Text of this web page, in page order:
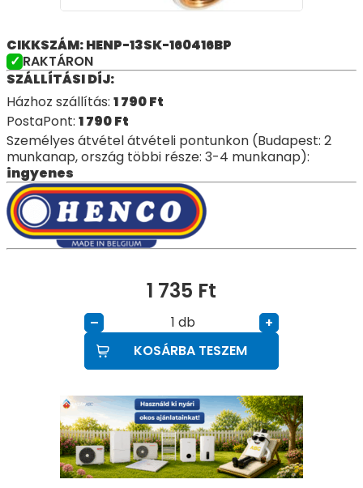
CIKKSZÁM: HENP-13SK-160416BP
RAKTÁRON
SZÁLLÍTÁSI DÍJ:
Házhoz szállítás: 1 790Ft
PostaPont: 1 790Ft
Személyes átvétel átvételi pontunkon (Budapest: 2
munkanap, ország többi része: 3-4 munkanap):
ingyenes
1 735 Ft
– db
+
KOSÁRBA TESZEM